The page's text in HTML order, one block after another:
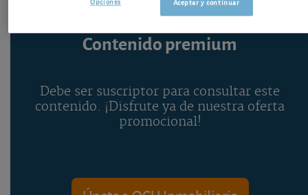
Contenido premium
Debe ser suscriptor para consultar este
contenido. ¡Disfrute ya de nuestra oferta
promocional!